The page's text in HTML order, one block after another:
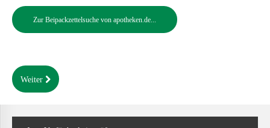
Services
Zur Beipackzettelsuche von apotheken.de...
Weiter